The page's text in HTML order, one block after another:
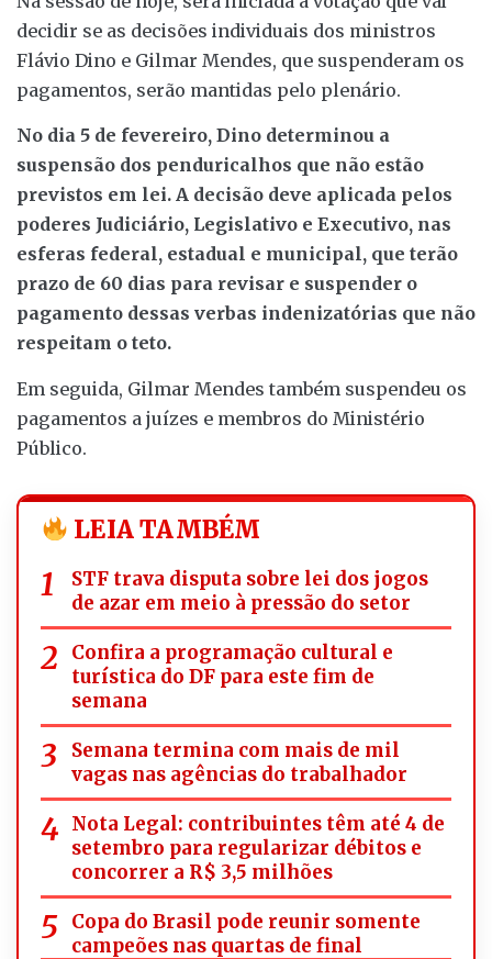
decidir se as decisões individuais dos ministros
Flávio Dino e Gilmar Mendes, que suspenderam os
pagamentos, serão mantidas pelo plenário.
No dia 5 de fevereiro, Dino determinou a
suspensão dos penduricalhos que não estão
previstos em lei. A decisão deve aplicada pelos
poderes Judiciário, Legislativo e Executivo, nas
esferas federal, estadual e municipal, que terão
prazo de 60 dias para revisar e suspender o
pagamento dessas verbas indenizatórias que não
respeitam o teto.
Em seguida, Gilmar Mendes também suspendeu os
pagamentos a juízes e membros do Ministério
Público.
LEIA TAMBÉM
STF trava disputa sobre lei dos jogos
de azar em meio à pressão do setor
Confira a programação cultural e
turística do DF para este fim de
semana
Semana termina com mais de mil
vagas nas agências do trabalhador
Nota Legal: contribuintes têm até 4 de
setembro para regularizar débitos e
concorrer a R$ 3,5 milhões
Copa do Brasil pode reunir somente
campeões nas quartas de final